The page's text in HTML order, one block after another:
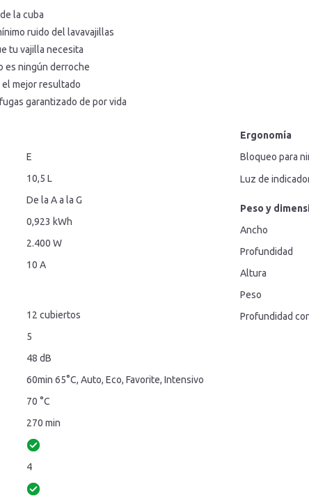
la cuba
ruido del lavavajillas
tu vajilla necesita
es ningún derroche
el mejor resultado
garantizado de por vida
E
10,5 L
De la A a la G
0,923 kWh
2.400 W
10 A
12 cubiertos
5
48 dB
60min 65°C, Auto, Eco, Favorite, Intensivo
70 °C
270 min
4
Ergonomía
Bloqueo para
Luz de
Peso y
Ancho
Profundidad
Altura
Peso
Profundidad